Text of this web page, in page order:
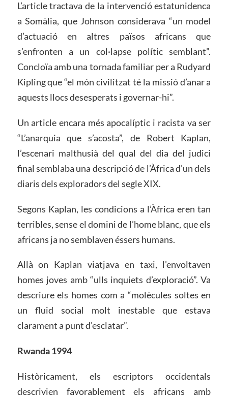
L’article tractava de la intervenció estatunidenca
a Somàlia, que Johnson considerava “un model
d’actuació en altres països africans que
s’enfronten a un col·lapse polític semblant”.
Concloïa amb una tornada familiar per a Rudyard
Kipling que “el món civilitzat té la missió d’anar a
aquests llocs desesperats i governar-hi”.
Un article encara més apocalíptic i racista va ser
“L’anarquia que s’acosta”, de Robert Kaplan,
l’escenari malthusià del qual del dia del judici
final semblaba una descripció de l’Àfrica d’un dels
diaris dels exploradors del segle XIX.
Segons Kaplan, les condicions a l’Àfrica eren tan
terribles, sense el domini de l’home blanc, que els
africans ja no semblaven éssers humans.
Allà on Kaplan viatjava en taxi, l’envoltaven
homes joves amb “ulls inquiets d’exploració”. Va
descriure els homes com a “molècules soltes en
un fluid social molt inestable que estava
clarament a punt d’esclatar”.
Rwanda 1994
Històricament, els escriptors occidentals
descrivien favorablement els africans amb